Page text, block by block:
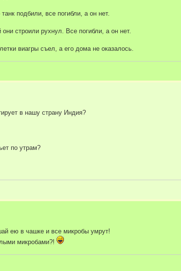
подбили, все погибли, а он нет.
строили рухнул. Все погибли, а он нет.
виагры съел, а его дома не оказалось.
в нашу стpану Индия?
по утpам?
ею в чашке и все микробы умрут!
микробами?!